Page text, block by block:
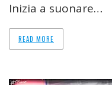
Inizia a suonare…
READ MORE